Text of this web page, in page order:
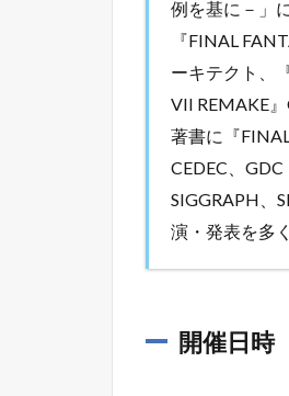
例を基に－」
『FINAL
ーキテクト、
VII REMAKE
著書に『
CEDEC、GDC
SIGGRAPH、
演・発表を多
開催日時